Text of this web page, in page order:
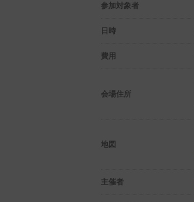
参加対象者
日時
費用
会場住所
地図
主催者